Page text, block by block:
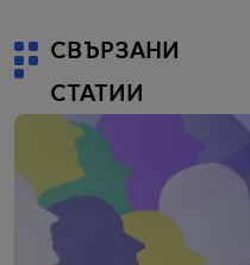
СВЪРЗАНИ
СТАТИИ